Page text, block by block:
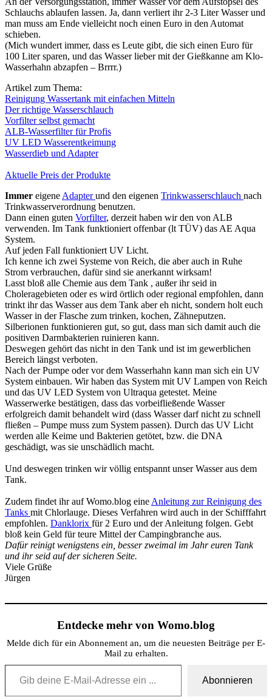
Schlauchs ablaufen lassen. Ja, dann verliert ihr 2-3 Liter Wasser und
man muss am Ende vielleicht noch einen Euro in den Automat
schieben.
(Mich wundert immer, dass es Leute gibt, die sich einen Euro für
100 Liter sparen, und das Wasser lieber mit der Gießkanne am Klo-
Wasserhahn abzapfen – Brrrr.)
Artikel zum Thema:
Reinigung Wassertank mit einfachen Mitteln
Der richtige Wasserschlauch
Vorfilter selbst gemacht
ALB-Wasserfilter für Profis
UV LED Wasserentkeimung
Wasserdieb und Adapter
Aktuelle Preis der Produkte
Immer eigene Adapterund den eigenen Trinkwasserschlauch nach
Trinkwasserverordnung benutzen.
Dann einen guten Vorfilter, derzeit haben wir den von ALB
verwenden. Im Tank funktioniert offenbar (lt TÜV) das AE Aqua
System.
Auf jeden Fall funktioniert UV Licht.
Ich kenne ich zwei Systeme von Reich, die aber auch in Ruhe
Strom verbrauchen, dafür sind sie anerkannt wirksam!
Lasst bloß alle Chemie aus dem Tank , außer ihr seid in
Choleragebieten oder es wird örtlich oder regional empfohlen, dann
trinkt ihr das Wasser aus dem Tank aber eh nicht, sondern holt euch
Wasser in der Flasche zum trinken, kochen, Zähneputzen.
Silberionen funktionieren gut, so gut, dass man sich damit auch die
positiven Darmbakterien ruinieren kann.
Deswegen gehört das nicht in den Tank und ist im gewerblichen
Bereich längst verboten.
Nach der Pumpe oder vor dem Wasserhahn kann man sich ein UV
System einbauen. Wir haben das System mit UV Lampen von Reich
und das UV LED System von Ultraqua getestet. Meine
Wasserwerke bestätigen, dass das vorbeifließende Wasser
erfolgreich damit behandelt wird (dass Wasser darf nicht zu schnell
fließen – Pumpe muss zum System passen). Durch das UV Licht
werden alle Keime und Bakterien getötet, bzw. die DNA
geschädigt, was sie unschädlich macht.
Und deswegen trinken wir völlig entspannt unser Wasser aus dem
Tank.
Zudem findet ihr auf Womo.blog eine Anleitung zur Reinigung des
Tanks mit Chlorlauge. Dieses Verfahren wird auch in der Schifffahrt
empfohlen. Danklorix für 2 Euro und der Anleitung folgen. Gebt
bloß kein Geld für teure Mittel der Campingbranche aus.
Dafür reinigt wenigstens ein, besser zweimal im Jahr euren Tank
und ihr seid auf der sicheren Seite.
Viele Grüße
Jürgen
Entdecke mehr von Womo.blog
Melde dich für ein Abonnement an, um die neuesten Beiträge per E-
Mail zu erhalten.
Gib deine E-Mail-Adresse ein ...
Abonnieren